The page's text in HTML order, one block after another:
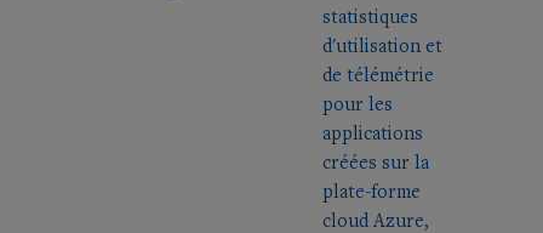
statistiques
d'utilisation et
de télémétrie
pour les
applications
créées sur la
plate-forme
cloud Azure,